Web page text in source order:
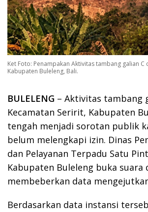
Ket Foto: Penampakan Aktivitas tambang galian C
Kabupaten Buleleng, Bali.
BULELENG – Aktivitas tambang
Kecamatan Seririt, Kabupaten
tengah menjadi sorotan publik
belum melengkapi izin. Dinas
dan Pelayanan Terpadu Satu
Kabupaten Buleleng buka suara
membeberkan data
Berdasarkan data instansi